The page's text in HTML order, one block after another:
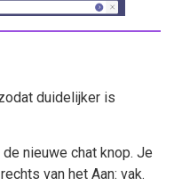
duidelijker is
nieuwe chat knop. Je
van het Aan: vak.